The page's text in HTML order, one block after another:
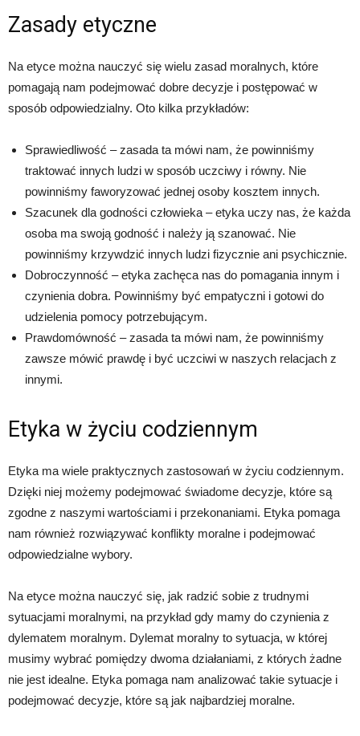
Zasady etyczne
Na etyce można nauczyć się wielu zasad moralnych, które
pomagają nam podejmować dobre decyzje i postępować w
sposób odpowiedzialny. Oto kilka przykładów:
Sprawiedliwość – zasada ta mówi nam, że powinniśmy
traktować innych ludzi w sposób uczciwy i równy. Nie
powinniśmy faworyzować jednej osoby kosztem innych.
Szacunek dla godności człowieka – etyka uczy nas, że każda
osoba ma swoją godność i należy ją szanować. Nie
powinniśmy krzywdzić innych ludzi fizycznie ani psychicznie.
Dobroczynność – etyka zachęca nas do pomagania innym i
czynienia dobra. Powinniśmy być empatyczni i gotowi do
udzielenia pomocy potrzebującym.
Prawdomówność – zasada ta mówi nam, że powinniśmy
zawsze mówić prawdę i być uczciwi w naszych relacjach z
innymi.
Etyka w życiu codziennym
Etyka ma wiele praktycznych zastosowań w życiu codziennym.
Dzięki niej możemy podejmować świadome decyzje, które są
zgodne z naszymi wartościami i przekonaniami. Etyka pomaga
nam również rozwiązywać konflikty moralne i podejmować
odpowiedzialne wybory.
Na etyce można nauczyć się, jak radzić sobie z trudnymi
sytuacjami moralnymi, na przykład gdy mamy do czynienia z
dylematem moralnym. Dylemat moralny to sytuacja, w której
musimy wybrać pomiędzy dwoma działaniami, z których żadne
nie jest idealne. Etyka pomaga nam analizować takie sytuacje i
podejmować decyzje, które są jak najbardziej moralne.